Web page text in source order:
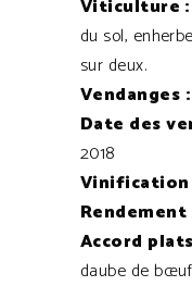
Viticulture :
du sol,
sur deux.
Vendanges :
Date des
2018
Vinification
Rendement
Accord
daube de